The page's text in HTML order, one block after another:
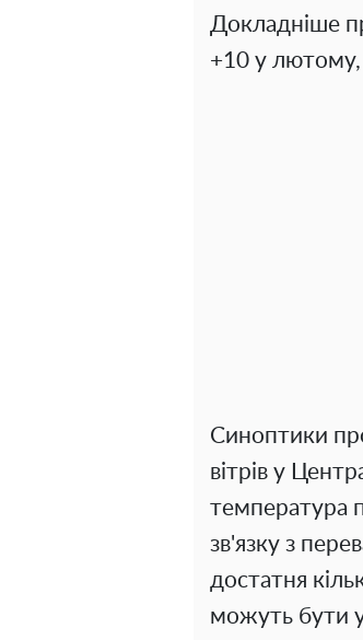
Докладніше
+10 у лютому,
Синоптики
вітрів у
температура
зв'язку з
достатня
можуть бути